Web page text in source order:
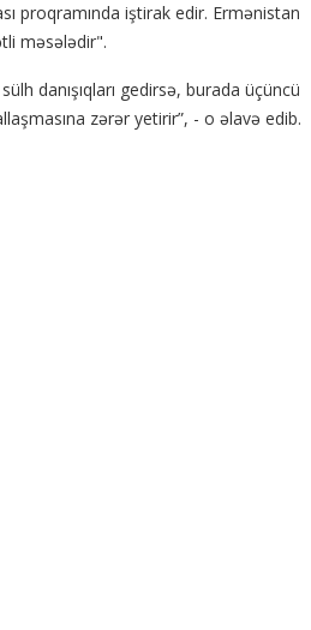
proqramında iştirak edir. Ermənistan
məsələdir".
danışıqları gedirsə, burada üçüncü
zərər yetirir”, - o əlavə edib.